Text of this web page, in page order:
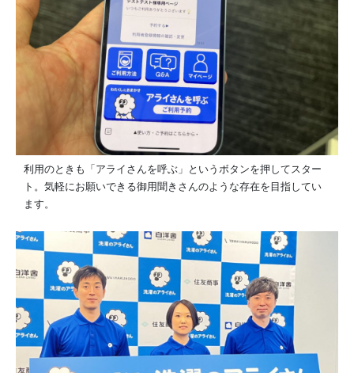
利用のときも「アライさんを呼ぶ」というボタンを押してスター
ト。気軽にお願いできる御用聞きさんのような存在を目指してい
ます。